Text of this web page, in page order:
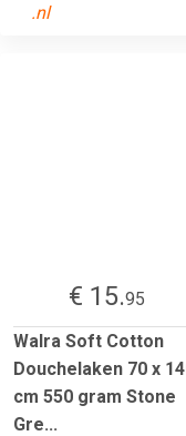
.nl
€ 15.95
Walra Soft Cotton
Douchelaken 70 x
cm 550 gram Stone
Gre...